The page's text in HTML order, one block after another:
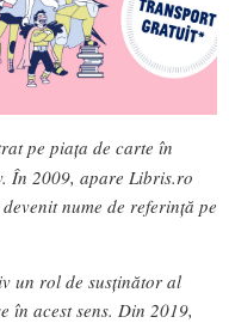
pe piața de carte în
În 2009, apare Libris.ro
nume de referință pe
un rol de susținător al
în acest sens. Din 2019,